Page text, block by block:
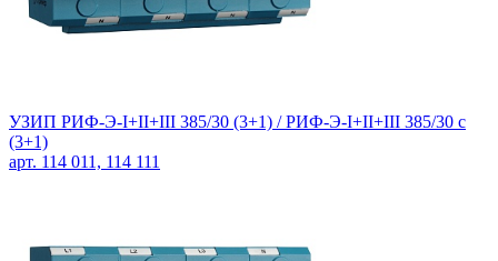
УЗИП РИФ-Э-I+II+III 385/30 (3+1) / РИФ-Э-I+II+III 385/30 с
(3+1)
арт. 114 011, 114 111